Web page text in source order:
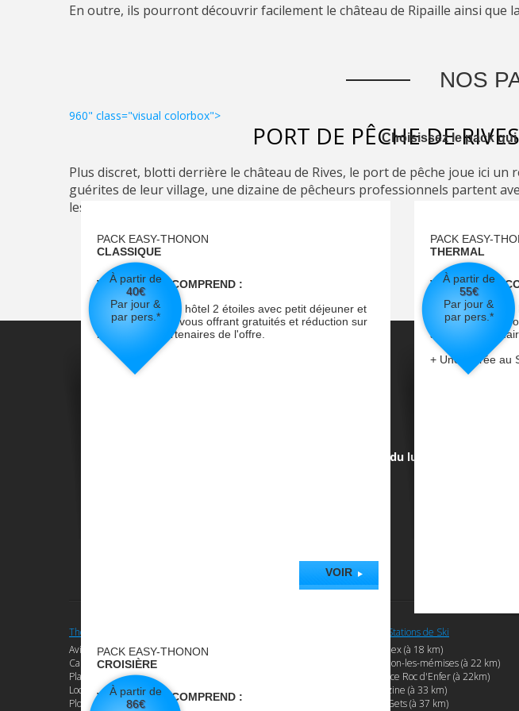
En outre, ils pourront découvrir facilement le château de Ripaille ainsi que
960" class="visual colorbox">
PORT DE PÊCHE DE RIVES
Plus discret, blotti derrière le château de Rives, le port de pêche joue ici
guérites de leur village, une dizaine de pêcheurs professionnels partent
les temps.
du lundi au samedi :
Thonon - Station Nautique
Aviron
Canoë - Kayak sur le Léman
Planche à Voile
Locations de Bateaux
Plongée subaquatique
Aquagym
Le Lac Léman
Les Stations de Ski
Bernex (à 18 km)
Thollon-les-mémises (à 22 km)
Espace Roc d'Enfer (à 22km)
Morzine (à 33 km)
Les Gets (à 37 km)
VOTRE PACK COMPREND :
VOIR
NOS
Choisissez le pack
PACK EASY-THONON
CLASSIQUE
VOTRE PACK COMPREND :
Hébergement en hôtel 2 étoiles avec petit déjeuner et
pass touristique vous offrant gratuités et réduction sur
les activités partenaires de l'offre.
VOIR
À partir de
40€
Par jour &
par pers.*
PACK EASY-
THERMAL
VOTRE PACK
Hébergement
touristique vous
activités
+ Une entrée au
À partir de
55€
Par jour &
par pers.*
PACK EASY-THONON
CROISIÈRE
VOTRE PACK COMPREND :
À partir de
86€